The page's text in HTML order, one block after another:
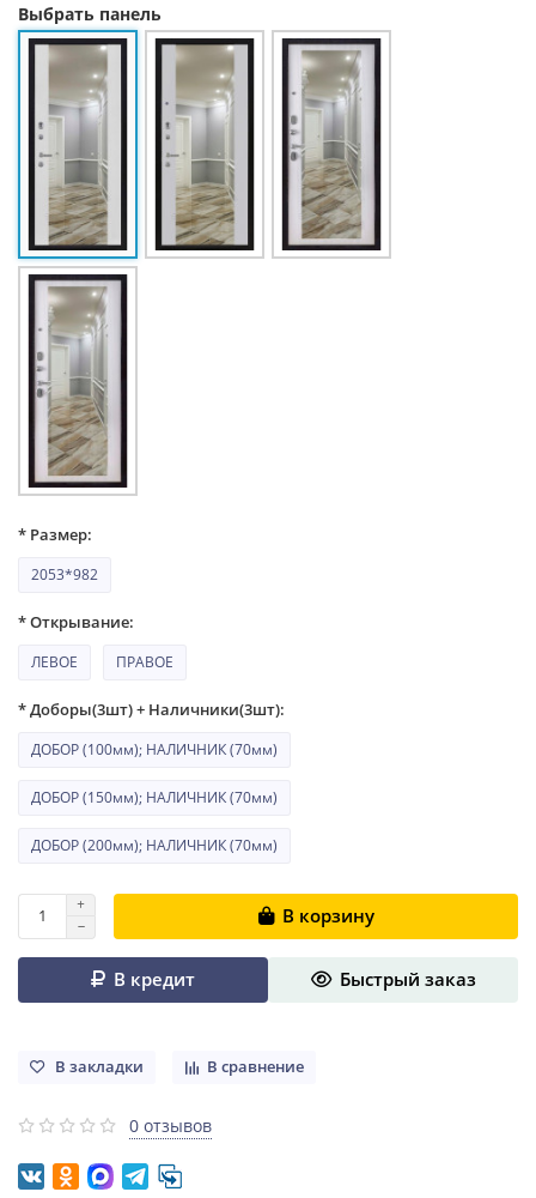
Выбрать панель
* Размер:
2053*982
* Открывание:
ЛЕВОЕ ПРАВОЕ
* Доборы(3шт) + Наличники(3шт):
ДОБОР (100мм); НАЛИЧНИК (70мм)
ДОБОР (150мм); НАЛИЧНИК (70мм)
ДОБОР (200мм); НАЛИЧНИК (70мм)
В корзину
В кредит Быстрый заказ
В закладки В сравнение
0 отзывов